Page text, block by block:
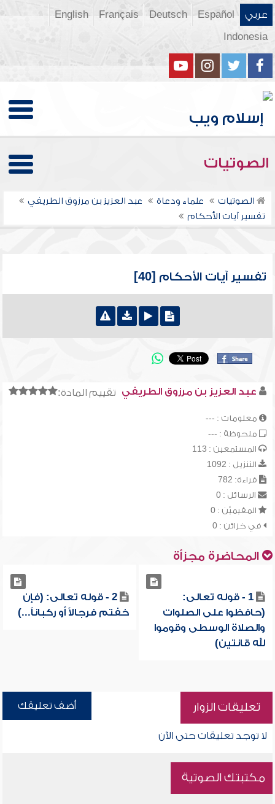
عربي Español
Deutsch
Français
English
Indonesia
الصوتيات
الصوتيات علماء ودعاة
عبد العزيز بن مرزوق الطريفي
تفسير آيات الأحكام
تفسير آيات الأحكام [40]
تقييم المادة: عبد العزيز بن مرزوق الطريفي
معلومات : ---
ملحوظة : ---
المستمعين : 113
التنزيل : 1092
قراءة: 782
الرسائل : 0
المقيميّن : 0
في خزائن : 0
المحاضرة مجزأة
1 - قوله تعالى:
(حافظوا على الصلوات
والصلاة الوسطى وقوموا
لله قانتين)
2 - قوله تعالى: (فإن
خفتم فرجالاً أو ركباناً...)
تعليقات الزوار أضف تعليقك
لا توجد تعليقات حتى الآن
مكتبتك الصوتية